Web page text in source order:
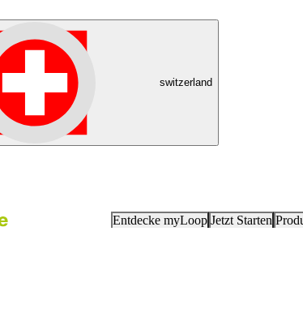
switzerland
Entdecke myLoop Jetzt Starten